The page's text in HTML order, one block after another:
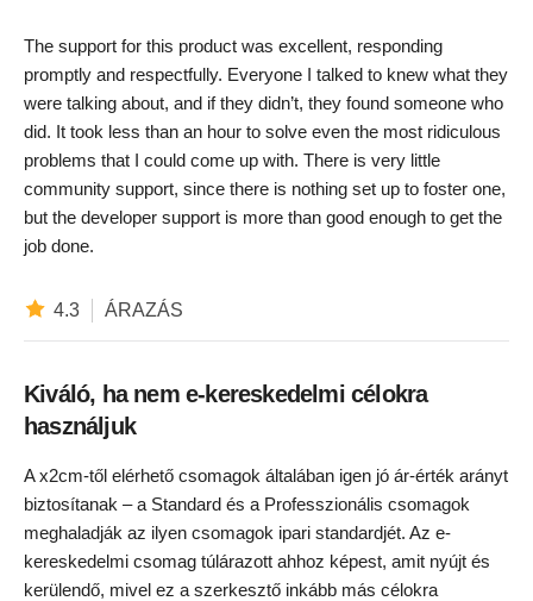
The support for this product was excellent, responding
promptly and respectfully. Everyone I talked to knew what they
were talking about, and if they didn’t, they found someone who
did. It took less than an hour to solve even the most ridiculous
problems that I could come up with. There is very little
community support, since there is nothing set up to foster one,
but the developer support is more than good enough to get the
job done.
4.3 ÁRAZÁS
Kiváló, ha nem e-kereskedelmi célokra
használjuk
A x2cm-től elérhető csomagok általában igen jó ár-érték arányt
biztosítanak – a Standard és a Professzionális csomagok
meghaladják az ilyen csomagok ipari standardjét. Az e-
kereskedelmi csomag túlárazott ahhoz képest, amit nyújt és
kerülendő, mivel ez a szerkesztő inkább más célokra